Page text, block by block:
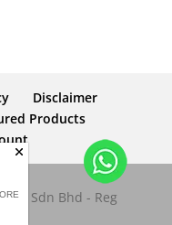
Disclaimer
Products
Sdn Bhd - Reg